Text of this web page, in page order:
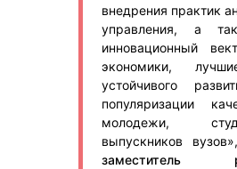
внедрения практик
управления, а
инновационный
экономики,
устойчивого
популяризации
молодежи,
выпускников
заместитель